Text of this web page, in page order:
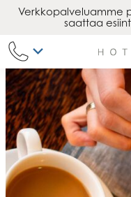
Siirry
Verkkopalveluamme
saattaa